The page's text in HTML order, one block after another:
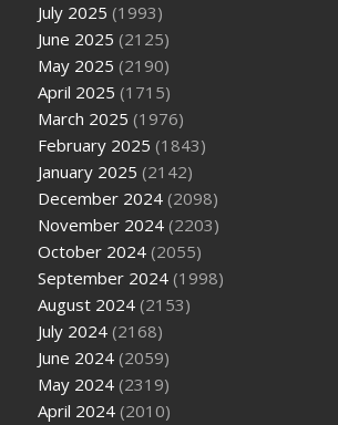
July 2025 (1993)
June 2025 (2125)
May 2025 (2190)
April 2025 (1715)
March 2025 (1976)
February 2025 (1843)
January 2025 (2142)
December 2024 (2098)
November 2024 (2203)
October 2024 (2055)
September 2024 (1998)
August 2024 (2153)
July 2024 (2168)
June 2024 (2059)
May 2024 (2319)
April 2024 (2010)